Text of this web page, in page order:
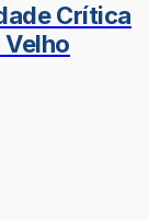
Crítica